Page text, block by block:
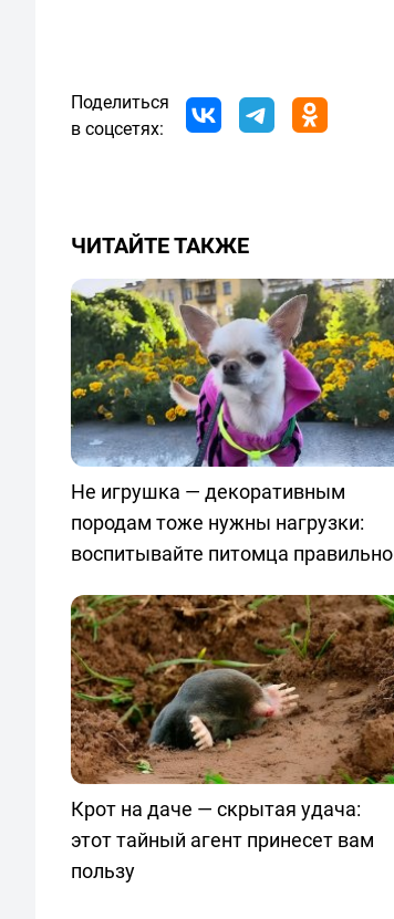
Поделиться
в соцсетях:
ЧИТАЙТЕ ТАКЖЕ
Не игрушка — декоративным
породам тоже нужны нагрузки:
воспитывайте питомца правильно
Крот на даче — скрытая удача:
этот тайный агент принесет вам
пользу